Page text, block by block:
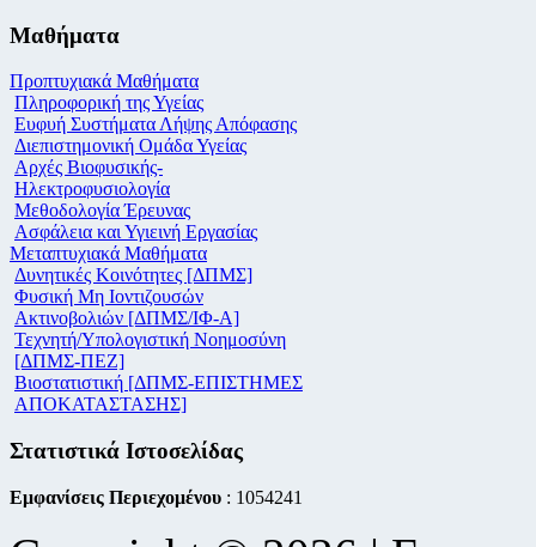
Μαθήματα
Προπτυχιακά Μαθήματα
Πληροφορική της Υγείας
Ευφυή Συστήματα Λήψης Απόφασης
Διεπιστημονική Ομάδα Υγείας
Αρχές Βιοφυσικής-
Ηλεκτροφυσιολογία
Μεθοδολογία Έρευνας
Ασφάλεια και Υγιεινή Εργασίας
Μεταπτυχιακά Μαθήματα
Δυνητικές Κοινότητες [ΔΠΜΣ]
Φυσική Μη Ιοντιζουσών
Ακτινοβολιών [ΔΠΜΣ/ΙΦ-Α]
Τεχνητή/Υπολογιστική Νοημοσύνη
[ΔΠΜΣ-ΠΕΖ]
Βιοστατιστική [ΔΠΜΣ-ΕΠΙΣΤΗΜΕΣ
ΑΠΟΚΑΤΑΣΤΑΣΗΣ]
Στατιστικά Ιστοσελίδας
Εμφανίσεις Περιεχομένου : 1054241